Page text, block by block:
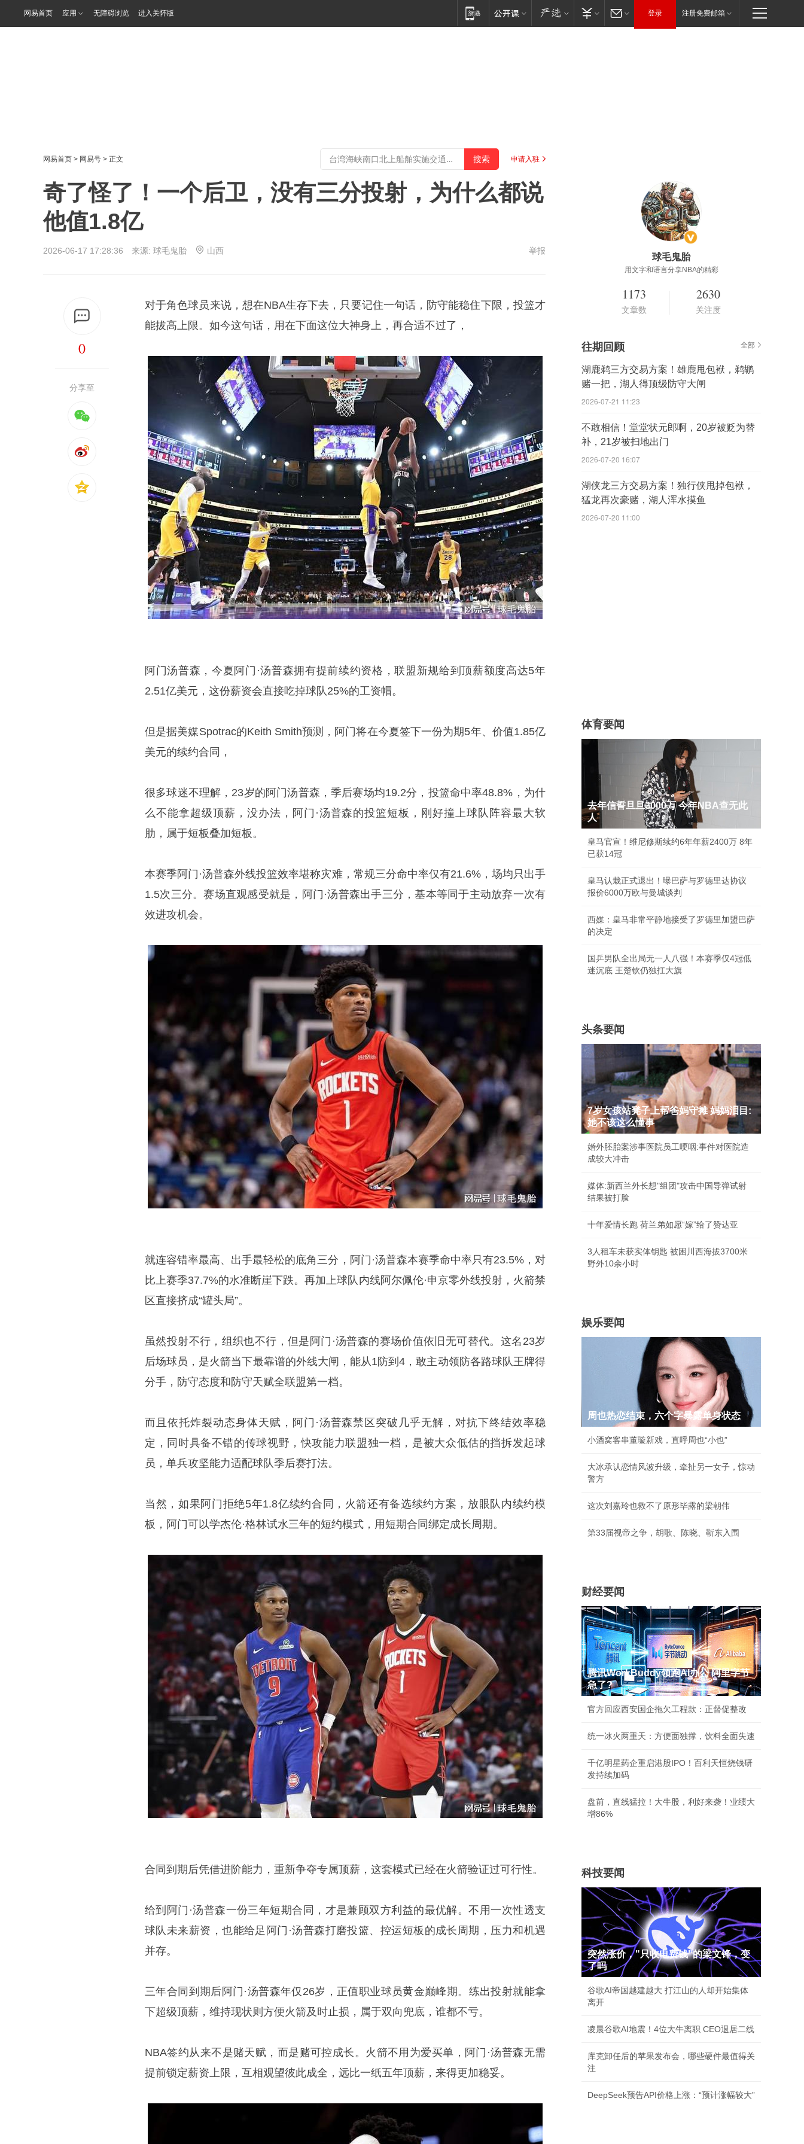
网易首页 应用 无障碍浏览 进入关怀版 登录 注册免费邮箱
网易首页 > 网易号 > 正文 申请入驻
奇了怪了！一个后卫，没有三分投射，为什么都说
他值1.8亿
2026-06-17 17:28:36 来源: 球毛鬼胎 山西 举报
0
分享至
对于角色球员来说，想在NBA生存下去，只要记住一句话，防守能稳住下限，投篮才
能拔高上限。如今这句话，用在下面这位大神身上，再合适不过了，
阿门汤普森 ，今夏阿门·汤普森拥有提前续约资格，联盟新规给到顶薪额度高达5年
2.51亿美元，这份薪资会直接吃掉球队25%的工资帽。
但是据美媒Spotrac的Keith Smith预测，阿门将在今夏签下一份为期5年、价值1.85亿
美元的续约合同，
很多球迷不理解，23岁的阿门汤普森，季后赛场均19.2分，投篮命中率48.8%，为什
么不能拿超级顶薪，没办法，阿门·汤普森的投篮短板，刚好撞上球队阵容最大软
肋，属于短板叠加短板。
本赛季阿门·汤普森外线投篮效率堪称灾难，常规三分命中率仅有21.6%，场均只出手
1.5次三分。赛场直观感受就是，阿门·汤普森出手三分，基本等同于主动放弃一次有
效进攻机会。
就连容错率最高、出手最轻松的底角三分，阿门·汤普森本赛季命中率只有23.5%，对
比上赛季37.7%的水准断崖下跌。再加上球队内线阿尔佩伦·申京零外线投射，火箭禁
区直接挤成“罐头局”。
虽然投射不行，组织也不行，但是阿门·汤普森的赛场价值依旧无可替代。这名23岁
后场球员，是火箭当下最靠谱的外线大闸，能从1防到4，敢主动领防各路球队王牌得
分手，防守态度和防守天赋全联盟第一档。
而且依托炸裂动态身体天赋，阿门·汤普森禁区突破几乎无解，对抗下终结效率稳
定，同时具备不错的传球视野，快攻能力联盟独一档，是被大众低估的挡拆发起球
员，单兵攻坚能力适配球队季后赛打法。
当然，如果阿门拒绝5年1.8亿续约合同，火箭还有备选续约方案，放眼队内续约模
板，阿门可以学杰伦·格林试水三年的短约模式，用短期合同绑定成长周期。
合同到期后凭借进阶能力，重新争夺专属顶薪，这套模式已经在火箭验证过可行性。
给到阿门·汤普森一份三年短期合同，才是兼顾双方利益的最优解。不用一次性透支
球队未来薪资，也能给足阿门·汤普森打磨投篮、控运短板的成长周期，压力和机遇
并存。
三年合同到期后阿门·汤普森年仅26岁，正值职业球员黄金巅峰期。练出投射就能拿
下超级顶薪，维持现状则方便火箭及时止损，属于双向兜底，谁都不亏。
NBA签约从来不是赌天赋，而是赌可控成长。火箭不用为爱买单，阿门·汤普森无需
提前锁定薪资上限，互相观望彼此成全，远比一纸五年顶薪，来得更加稳妥。
球毛鬼胎
用文字和语言分享NBA的精彩
1173
文章数
2630
关注度
往期回顾 全部
湖鹿鹈三方交易方案！雄鹿甩包袱，鹈鹕
赌一把，湖人得顶级防守大闸
2026-07-21 11:23
不敢相信！堂堂状元郎啊，20岁被贬为替
补，21岁被扫地出门
2026-07-20 16:07
湖侠龙三方交易方案！独行侠甩掉包袱，
猛龙再次豪赌，湖人浑水摸鱼
2026-07-20 11:00
体育要闻
去年信誓旦旦3000万 今年NBA查无此
人
皇马官宣！维尼修斯续约6年年薪2400万 8年
已获14冠
皇马认栽正式退出！曝巴萨与罗德里达协议
报价6000万欧与曼城谈判
西媒：皇马非常平静地接受了罗德里加盟巴萨
的决定
国乒男队全出局无一人八强！本赛季仅4冠低
迷沉底 王楚钦仍独扛大旗
头条要闻
7岁女孩站凳子上帮爸妈守摊 妈妈泪目:
她不该这么懂事
婚外胚胎案涉事医院员工哽咽:事件对医院造
成较大冲击
媒体:新西兰外长想"组团"攻击中国导弹试射
结果被打脸
十年爱情长跑 荷兰弟如愿“嫁”给了赞达亚
3人租车未获实体钥匙 被困川西海拔3700米
野外10余小时
娱乐要闻
周也热恋结束，六个字暴露单身状态
小酒窝客串董璇新戏，直呼周也“小也”
大冰承认恋情风波升级，牵扯另一女子，惊动
警方
这次刘嘉玲也救不了原形毕露的梁朝伟
第33届视帝之争，胡歌、陈晓、靳东入围
财经要闻
腾讯WorkBuddy领跑AI办公 阿里字节
急了?
官方回应西安国企拖欠工程款：正督促整改
统一冰火两重天：方便面独撑，饮料全面失速
千亿明星药企重启港股IPO！百利天恒烧钱研
发持续加码
盘前，直线猛拉！大牛股，利好来袭！业绩大
增86%
科技要闻
突然涨价，"只收电费钱"的梁文锋，变
了吗
谷歌AI帝国越建越大 打江山的人却开始集体
离开
凌晨谷歌AI地震！4位大牛离职 CEO退居二线
库克卸任后的苹果发布会，哪些硬件最值得关
注
DeepSeek预告API价格上涨：“预计涨幅较大”